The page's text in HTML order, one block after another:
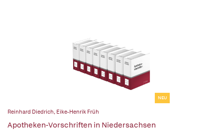
NEU
Reinhard Diedrich, Eike-Henrik Früh
Apotheken-Vorschriften in Niedersachsen